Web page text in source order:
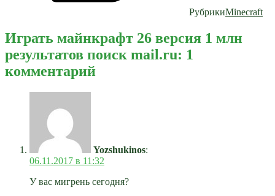
РубрикиMinecraft
Играть майнкрафт 26 версия 1 млн
результатов поиск mail.ru: 1
комментарий
Yozshukinos:
06.11.2017 в 11:32
У вас мигрень сегодня?